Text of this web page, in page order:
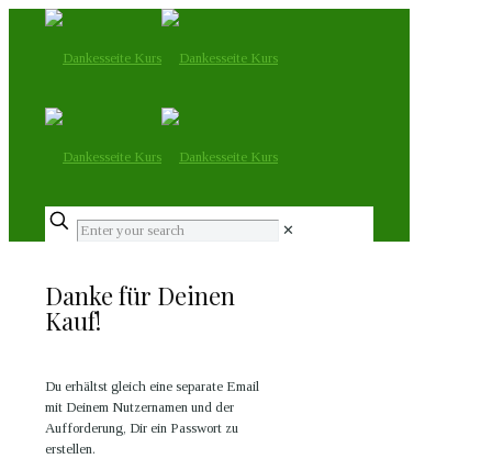
✕
Danke für Deinen
Kauf!
Du erhältst gleich eine separate Email
mit Deinem Nutzernamen und der
Aufforderung, Dir ein Passwort zu
erstellen.